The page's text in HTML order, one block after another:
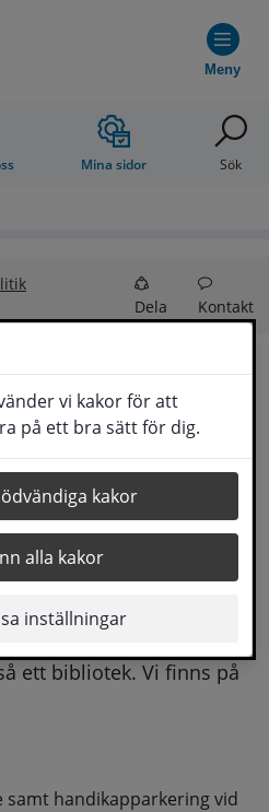
vi kakor för att
på ett bra sätt för dig.
kakor
alla kakor
inställningar
Meny
Mina sidor Sök
Dela Kontakt
Bibliotek
till för att ge dig som
rådgivning om
samhällsinformation. Vi
ett bibliotek. Vi finns på
handikapparkering vid